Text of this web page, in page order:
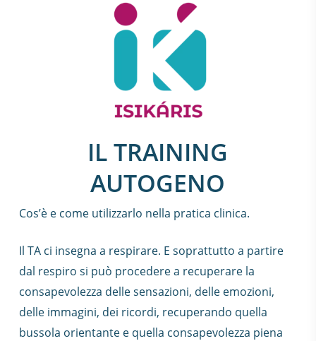
IL TRAINING
AUTOGENO
Cos’è e come utilizzarlo nella pratica clinica.
Il TA ci insegna a respirare. E soprattutto a partire
dal respiro si può procedere a recuperare la
consapevolezza delle sensazioni, delle emozioni,
delle immagini, dei ricordi, recuperando quella
bussola orientante e quella consapevolezza piena